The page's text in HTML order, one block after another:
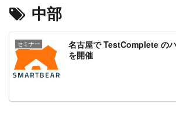
中部
セミナー
名古屋で TestComplete の
を開催